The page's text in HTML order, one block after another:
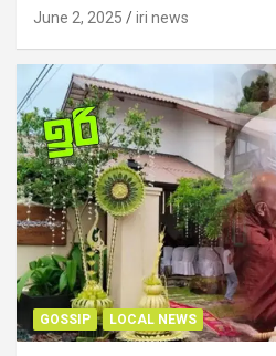
June 2, 2025 iri news
GOSSIP LOCAL NEWS